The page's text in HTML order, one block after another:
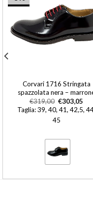
Corvari 1716 Stringata
spazzolata nera –
€319,00 €303,05
Taglia: 39, 40, 41, 42,5,
45